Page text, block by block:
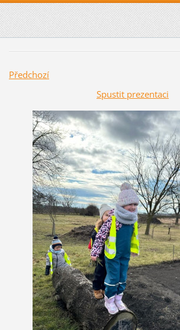
Předchozí
Spustit prezentaci